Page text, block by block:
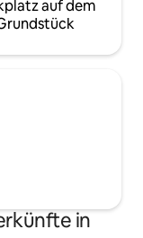
auf dem
in